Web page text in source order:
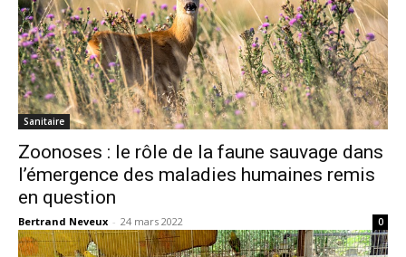
Sanitaire
Zoonoses : le rôle de la faune sauvage dans
l’émergence des maladies humaines remis
en question
Bertrand Neveux - 24 mars 2022 0